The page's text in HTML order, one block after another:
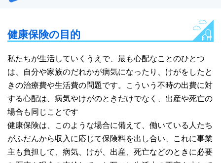
健康保険の目的
私たちが生活していくうえで、最も心配なことのひとつ
は、自分や家族のだれかが病気になったり、けがをしたと
きの治療費や生活費の問題です。こういう不時の出費に対
する心配は、病気やけがのときだけでなく、出産や死亡の
場合も同じことです
健康保険は、このような場合に備えて、働いている人たち
がふだんから収入に応じて保険料を出し合い、これに事業
主も負担して、病気、けが、出産、死亡などのときに必要